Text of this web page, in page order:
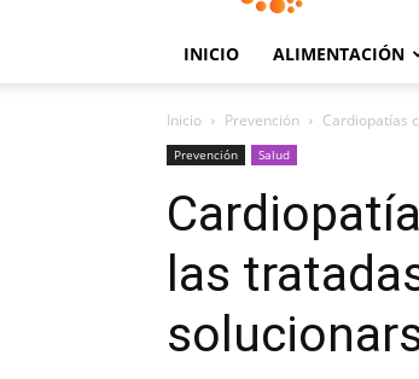
INICIO ALIMENTACIÓN
Inicio Prevención Cardiopatías
Prevención Salud
las